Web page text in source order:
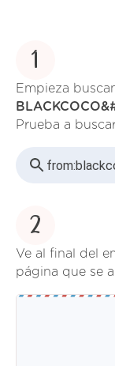
1
Empieza
Prueba a
from:
2
Ve al final del
página que se